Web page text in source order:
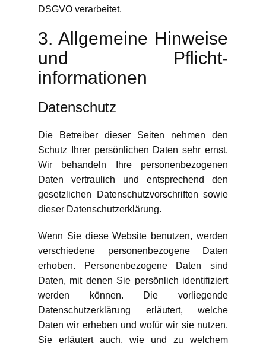
DSGVO verarbeitet.
3. Allgemeine Hinweise
und Pflicht­
informationen
Datenschutz
Die Betreiber dieser Seiten nehmen den
Schutz Ihrer persönlichen Daten sehr ernst.
Wir behandeln Ihre personenbezogenen
Daten vertraulich und entsprechend den
gesetzlichen Datenschutzvorschriften sowie
dieser Datenschutzerklärung.
Wenn Sie diese Website benutzen, werden
verschiedene personenbezogene Daten
erhoben. Personenbezogene Daten sind
Daten, mit denen Sie persönlich identifiziert
werden können. Die vorliegende
Datenschutzerklärung erläutert, welche
Daten wir erheben und wofür wir sie nutzen.
Sie erläutert auch, wie und zu welchem